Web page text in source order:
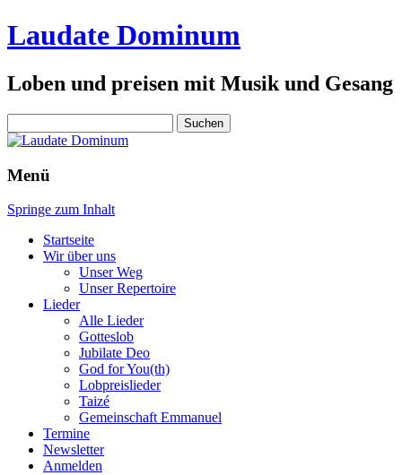
Laudate Dominum
Loben und preisen mit Musik und Gesang
nach:
Menü
Springe zum Inhalt
Startseite
Wir über uns
Unser Weg
Unser Repertoire
Lieder
Alle Lieder
Gotteslob
Jubilate Deo
God for You(th)
Lobpreislieder
Taizé
Gemeinschaft Emmanuel
Termine
Newsletter
Anmelden